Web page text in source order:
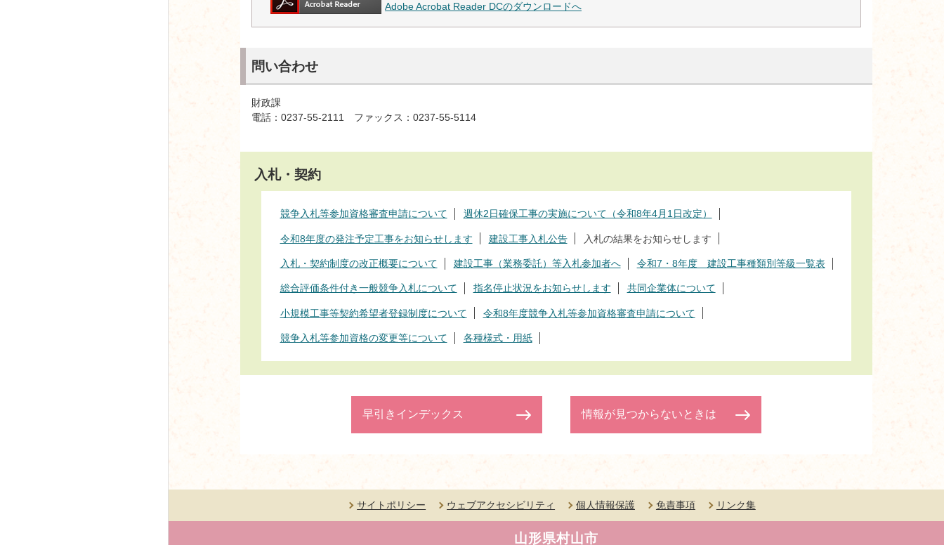
Adobe Acrobat Reader DCのダウンロードへ
問い合わせ
財政課
電話：0237-55-2111 ファックス：0237-55-5114
入札・契約
競争入札等参加資格審査申請について 週休2日確保工事の実施について（令和8年4月1日改定）
令和8年度の発注予定工事をお知らせします 建設工事入札公告 入札の結果をお知らせします
入札・契約制度の改正概要について 建設工事（業務委託）等入札参加者へ 令和7・8年度 建設工事種類別等級一覧表
総合評価条件付き一般競争入札について 指名停止状況をお知らせします 共同企業体について
小規模工事等契約希望者登録制度について 令和8年度競争入札等参加資格審査申請について
競争入札等参加資格の変更等について 各種様式・用紙
早引きインデックス 情報が見つからないときは
サイトポリシー ウェブアクセシビリティ 個人情報保護 免責事項 リンク集
山形県村山市